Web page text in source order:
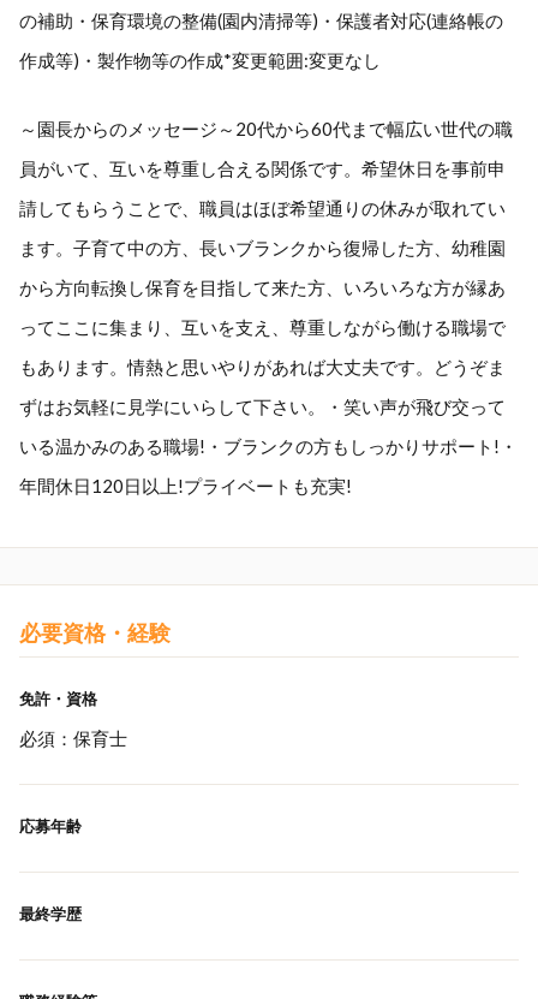
の補助・保育環境の整備(園内清掃等)・保護者対応(連絡帳の
作成等)・製作物等の作成*変更範囲:変更なし
～園長からのメッセージ～20代から60代まで幅広い世代の職
員がいて、互いを尊重し合える関係です。希望休日を事前申
請してもらうことで、職員はほぼ希望通りの休みが取れてい
ます。子育て中の方、長いブランクから復帰した方、幼稚園
から方向転換し保育を目指して来た方、いろいろな方が縁あ
ってここに集まり、互いを支え、尊重しながら働ける職場で
もあります。情熱と思いやりがあれば大丈夫です。どうぞま
ずはお気軽に見学にいらして下さい。・笑い声が飛び交って
いる温かみのある職場!・ブランクの方もしっかりサポート!・
年間休日120日以上!プライベートも充実!
必要資格・経験
免許・資格
必須：保育士
応募年齢
最終学歴